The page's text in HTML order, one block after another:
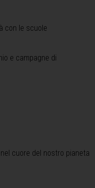
con le scuole
e campagne di
nel cuore del nostro pianeta